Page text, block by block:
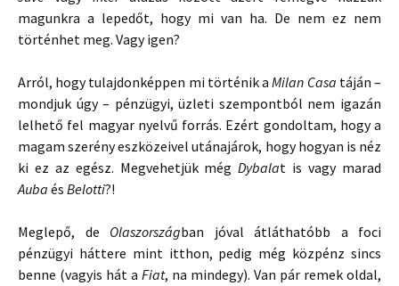
magunkra a lepedőt, hogy mi van ha. De nem ez nem
történhet meg. Vagy igen?
Arról, hogy tulajdonképpen mi történik aMilan Casa táján –
mondjuk úgy – pénzügyi, üzleti szempontból nem igazán
lelhető fel magyar nyelvű forrás. Ezért gondoltam, hogy a
magam szerény eszközeivel utánajárok, hogy hogyan is néz
ki ez az egész. Megvehetjük mégDybalat is vagy marad
Auba és Belotti?!
Meglepő, de Olaszországban jóval átláthatóbb a foci
pénzügyi háttere mint itthon, pedig még közpénz sincs
benne (vagyis hát a Fiat, na mindegy). Van pár remek oldal,